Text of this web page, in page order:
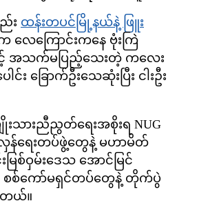
း ထန်းတပင်မြို့နယ်နဲ့ ဖြူး
ေကြောင်းကနေ ဗုံးကြဲ
အသက်မပြည့်သေးတဲ့ ကလေး
း ခြောက်ဦးသေဆုံးပြီး ငါးဦး
းသားညီညွတ်ရေးအစိုးရ NUG
ရေးတပ်ဖွဲ့တွေနဲ့ မဟာမိတ်
စ်ဝှမ်းဒေသ အောင်မြင်
း စစ်ကော်မရှင်တပ်တွေနဲ့ တိုက်ပွဲ
တယ်။